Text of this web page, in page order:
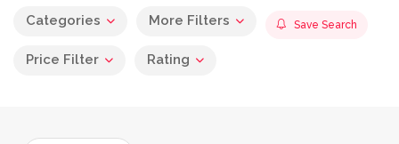
Categories More Filters
Price Filter Rating
Save Search